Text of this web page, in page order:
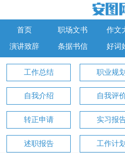
首页 职场文书 作文
演讲致辞 条据书信 好词
工作总结 职业规划
自我介绍 自我评
转正申请 实习报
述职报告 工作计划